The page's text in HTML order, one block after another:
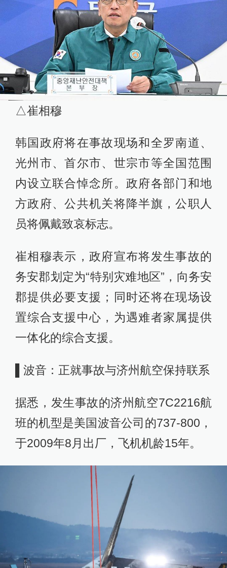
△崔相穆
韩国政府将在事故现场和全罗南道、
光州市、首尔市、世宗市等全国范围
内设立联合悼念所。政府各部门和地
方政府、公共机关将降半旗，公职人
员将佩戴致哀标志。
崔相穆表示，政府宣布将发生事故的
务安郡划定为“特别灾难地区”，向务安
郡提供必要支援；同时还将在现场设
置综合支援中心，为遇难者家属提供
一体化的综合支援。
▌波音：正就事故与济州航空保持联系
据悉，发生事故的济州航空7C2216航
班的机型是美国波音公司的737-800，
于2009年8月出厂，飞机机龄15年。